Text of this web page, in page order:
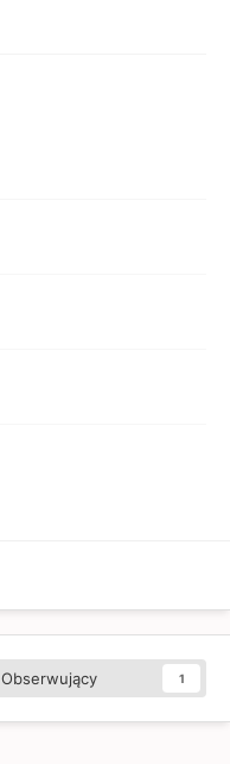
Obserwujący 1